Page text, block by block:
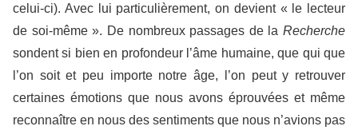
celui-ci). Avec lui particulièrement, on devient « le lecteur
de soi-même ». De nombreux passages de la Recherche
sondent si bien en profondeur l’âme humaine, que qui que
l’on soit et peu importe notre âge, l’on peut y retrouver
certaines émotions que nous avons éprouvées et même
reconnaître en nous des sentiments que nous n’avions pas